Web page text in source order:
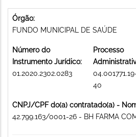
Órgão:
FUNDO MUNICIPAL DE SAÚDE
Número do
Instrumento Jurídico:
01.2020.2302.0283
Processo
40
CNPJ/CPF do(a) contratado(a) -
42.799.163/0001-26 - BH FARMA